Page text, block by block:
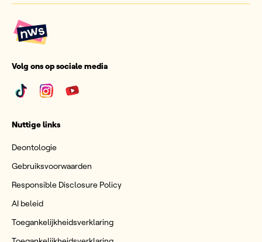
Volg ons op sociale media
Nuttige links
Deontologie
Gebruiksvoorwaarden
Responsible Disclosure Policy
AI beleid
Toegankelijkheidsverklaring